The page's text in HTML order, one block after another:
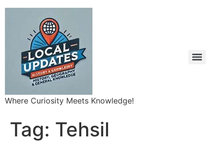
Where Curiosity Meets Knowledge!
Tag: Tehsil